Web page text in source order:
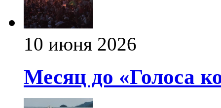
10 июня 2026
Месяц до «Голоса